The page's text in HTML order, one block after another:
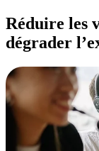
Réduire les
dégrader